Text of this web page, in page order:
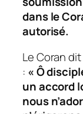
dans le
autorisé.
Le Coran
: « Ô
un accord
nous